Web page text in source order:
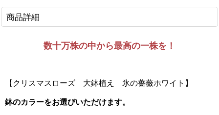
商品詳細
数十万株の中から最高の一株を！
【クリスマスローズ 大鉢植え 氷の薔薇ホワイト】
鉢のカラーをお選びいただけます。